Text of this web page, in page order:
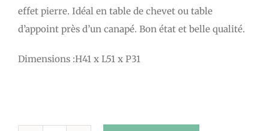
effet pierre. Idéal en table de chevet ou table
d’appoint près d’un canapé. Bon état et belle qualité.
Dimensions :H41 x L51 x P31